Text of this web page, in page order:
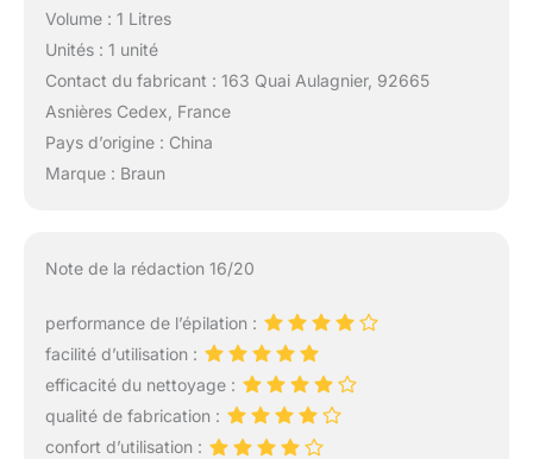
Volume : 1 Litres
Unités : 1 unité
Contact du fabricant : 163 Quai Aulagnier, 92665
Asnières Cedex, France
Pays d’origine : China
Marque : Braun
Note de la rédaction 16/20
performance de l’épilation :
facilité d’utilisation :
efficacité du nettoyage :
qualité de fabrication :
confort d’utilisation :